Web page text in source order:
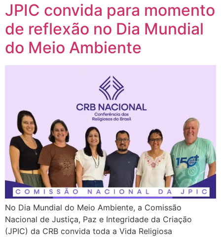
JPIC convida para momento
de reflexão no Dia Mundial
do Meio Ambiente
No Dia Mundial do Meio Ambiente, a Comissão
Nacional de Justiça, Paz e Integridade da Criação
(JPIC) da CRB convida toda a Vida Religiosa